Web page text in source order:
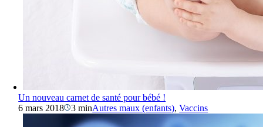
Un nouveau carnet de santé pour bébé !
6 mars 2018
3 minAutres maux (enfants),Vaccins